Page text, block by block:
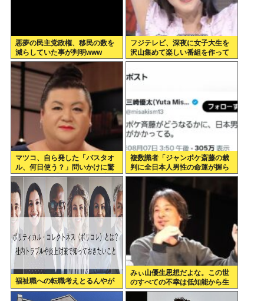
悪夢の民主党政権、移民の数を
減らしていた事が判明www
フジテレビ、深夜に女子大生を
沢山集めて楽しい番組を作って
いたwww
マツコ、自ら発した「バスタオ
ル、何日使う？」問いかけに驚
がくの答え 「今日は全部、本当
のこと言うわ」
複数識者「ジャンポケ斎藤の裁
判に全日本人男性の命運が握ら
れている。これでだめなら日本
男全員懲役7年だ」
福祉職への転職考えとるんやが
みぃ山優生思想だよな。この世
のすべての不幸は低知能から生
まれるっていう